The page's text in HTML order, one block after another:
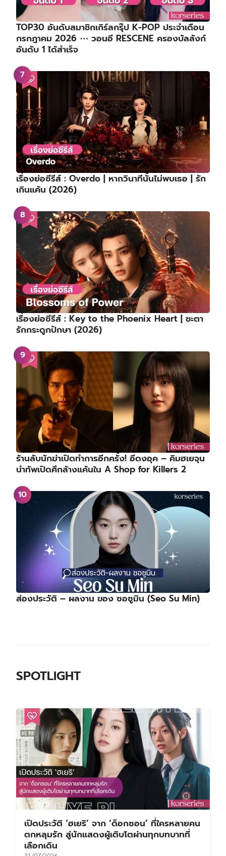
TOP30 อันดับสมาชิกเกิร์ลกรุ๊ป K-POP ประจำเดือน
กรกฎาคม 2026 ⋯ วอนอี RESCENE ครองบัลลังก์
อันดับ 1 ได้สำเร็จ
เรื่องย่อซีรีส์ : Overdo | หากวินาทีนั้นไม่พบเธอ | รัก
เกินแค้น (2026)
เรื่องย่อซีรีส์ : Key to the Phoenix Heart | ชะตา
รักกระดูกปักษา (2026)
ร้านลับนักฆ่าเปิดทำการอีกครั้ง! อีดงอุค – คิมฮเยจุน
นำทัพเปิดศึกล้างแค้นใน A Shop for Killers 2
ส่องประวัติ – ผลงาน ของ ซอซูมิน (Seo Su Min)
SPOTLIGHT
เปิดประวัติ ‘ฮเยริ’ จาก ‘ด็อกซอน’ ที่ใครหลายคน
ตกหลุมรัก สู่นักแสดงผู้เติบโตผ่านทุกบทบาทที่
เลือกเดิน